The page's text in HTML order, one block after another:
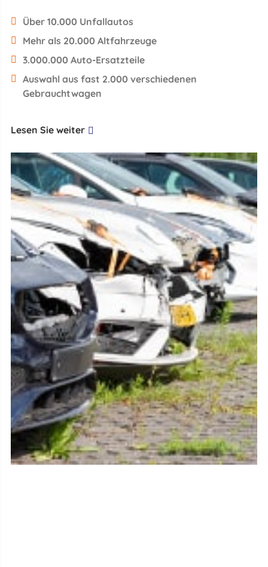
Über 10.000 Unfallautos
Mehr als 20.000 Altfahrzeuge
3.000.000 Auto-Ersatzteile
Auswahl aus fast 2.000 verschiedenen
Gebrauchtwagen
Lesen Sie weiter